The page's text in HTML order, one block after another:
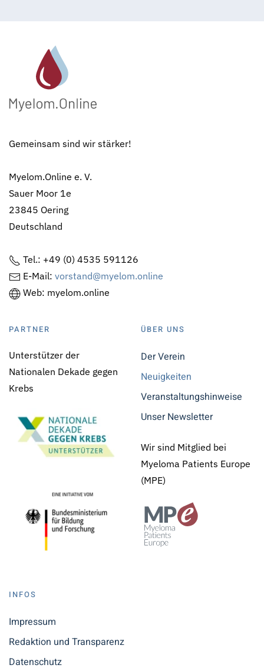
Gemeinsam sind wir stärker!
Myelom.Online e. V.
Sauer Moor 1e
23845 Oering
Deutschland
Tel.: +49 (0) 4535 591126
E-Mail: vorstand@myelom.online
Web: myelom.online
PARTNER
Unterstützer der
Nationalen Dekade gegen
Krebs
ÜBER UNS
Der Verein
Neuigkeiten
Veranstaltungshinweise
Unser Newsletter
Wir sind Mitglied bei
Myeloma Patients Europe
(MPE)
INFOS
Impressum
Redaktion und Transparenz
Datenschutz